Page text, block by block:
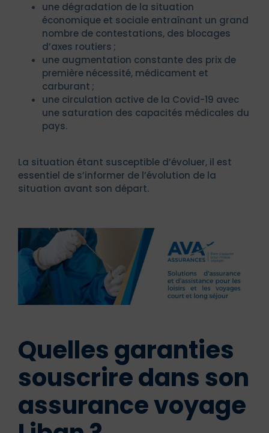
une dégradation de la situation
économique et sociale entraînant un grand
nombre de contestations, des blocages
d’axes routiers ;
une augmentation constante des prix de
première nécessité, médicament et
carburant ;
une circulation active de la Covid-19 avec
une saturation des capacités médicales du
pays.
La situation étant susceptible d’évoluer, il est
essentiel de s’informer de l’évolution de la
situation avant son départ.
Quelles garanties
souscrire dans son
assurance voyage